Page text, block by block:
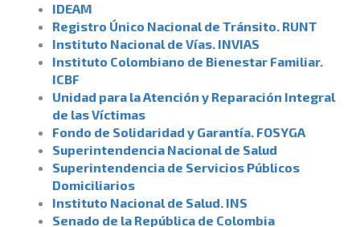
IDEAM
Registro Único Nacional de Tránsito. RUNT
Instituto Nacional de Vías. INVIAS
Instituto Colombiano de Bienestar Familiar.
ICBF
Unidad para la Atención y Reparación Integral
de las Víctimas
Fondo de Solidaridad y Garantía. FOSYGA
Superintendencia Nacional de Salud
Superintendencia de Servicios Públicos
Domiciliarios
Instituto Nacional de Salud. INS
Senado de la República de Colombia